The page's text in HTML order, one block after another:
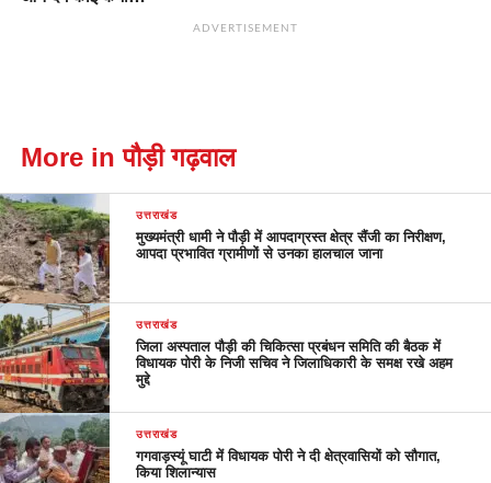
ADVERTISEMENT
More in पौड़ी गढ़वाल
उत्तराखंड
मुख्यमंत्री धामी ने पौड़ी में आपदाग्रस्त क्षेत्र सैंजी का निरीक्षण,
आपदा प्रभावित ग्रामीणों से उनका हालचाल जाना
उत्तराखंड
जिला अस्पताल पौड़ी की चिकित्सा प्रबंधन समिति की बैठक में
विधायक पोरी के निजी सचिव ने जिलाधिकारी के समक्ष रखे अहम
मुद्दे
उत्तराखंड
गगवाड़स्यूं घाटी में विधायक पोरी ने दी क्षेत्रवासियों को सौगात,
किया शिलान्यास